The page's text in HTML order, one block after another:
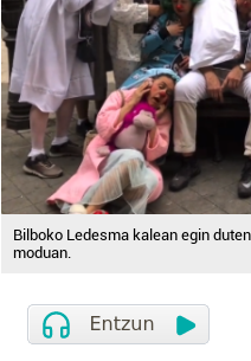
Bilboko Ledesma kalean egin
moduan.